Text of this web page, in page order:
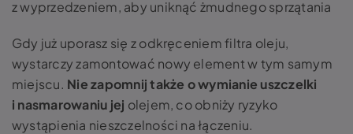
z wyprzedzeniem, aby uniknąć żmudnego sprzątania
Gdy już uporasz się z odkręceniem filtra oleju,
wystarczy zamontować nowy element w tym samym
miejscu. Nie zapomnij także o wymianie uszczelki
i nasmarowaniu jej olejem, co obniży ryzyko
wystąpienia nieszczelności na łączeniu.